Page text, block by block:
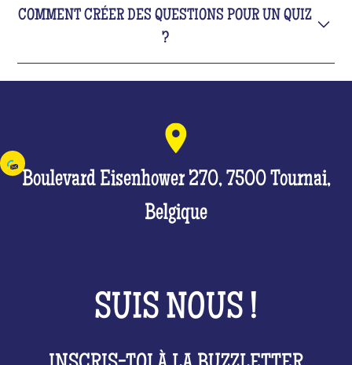
COMMENT CRÉER DES QUESTIONS POUR UN QUIZ
?
- Enregistre-toi ta propre voix et surprend tout le
monde !
Boulevard Eisenhower 270, 7500 Tournai,
Belgique
SUIS NOUS !